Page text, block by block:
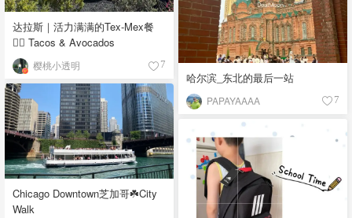
达拉斯｜活力满满的Tex-Mex餐
👉🏼 Tacos & Avocados
樱桃小透明 7
哈尔滨_东北的最后一站
PAPAYAAAA 7
Chicago Downtown芝加哥☘️City
Walk